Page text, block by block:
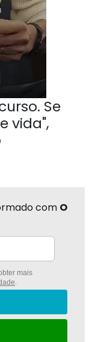
Se
vida",
com O
mais
.